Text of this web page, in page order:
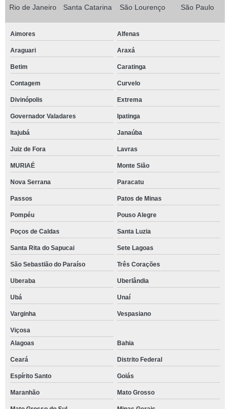
Rio de Janeiro Santa Catarina São Lourenço São Paulo
Aimores Alfenas
Araguari Araxá
Betim Caratinga
Contagem Curvelo
Divinópolis Extrema
Governador Valadares Ipatinga
Itajubá Janaúba
Juiz de Fora Lavras
MURIAÉ Monte Sião
Nova Serrana Paracatu
Passos Patos de Minas
Pompéu Pouso Alegre
Poços de Caldas Santa Luzia
Santa Rita do Sapucai Sete Lagoas
São Sebastião do Paraíso Três Corações
Uberaba Uberlândia
Ubá Unaí
Varginha Vespasiano
Viçosa
Alagoas
Bahia
Ceará Distrito Federal
Espírito Santo Goiás
Maranhão Mato Grosso